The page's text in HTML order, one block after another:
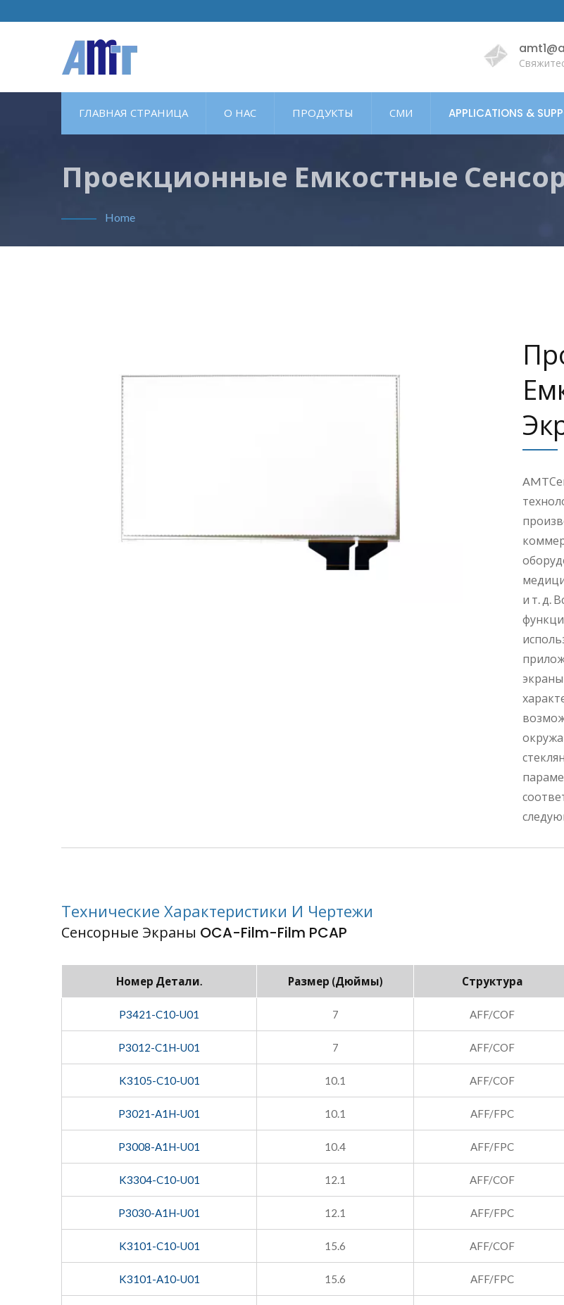
ГЛАВНАЯ СТРАНИЦА О НАС ПРОДУКТЫ СМИ APPLICATIONS &
Проекционные Емкостные
Home
и т. д.
Технические Характеристики И Чертежи
Сенсорные Экраны OCA-Film-Film PCAP
Номер Детали. Размер (дюймы) Структура
P3421-C10-U01 7 AFF/COF
P3012-C1H-U01 7 AFF/COF
K3105-C10-U01 10.1 AFF/COF
P3021-A1H-U01 10.1 AFF/FPC
P3008-A1H-U01 10.4 AFF/FPC
K3304-C10-U01 12.1 AFF/COF
P3030-A1H-U01 12.1 AFF/FPC
K3101-C10-U01 15.6 AFF/COF
K3101-A10-U01 15.6 AFF/FPC